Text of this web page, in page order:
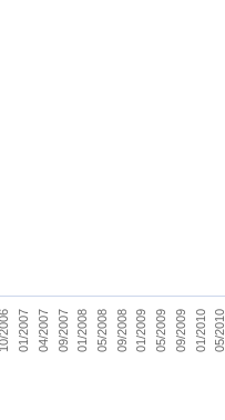
10/2006 01/2007 04/2007 09/2007 01/2008 05/2008 09/2008 01/2009 05/2009 09/2009 01/2010 05/2010